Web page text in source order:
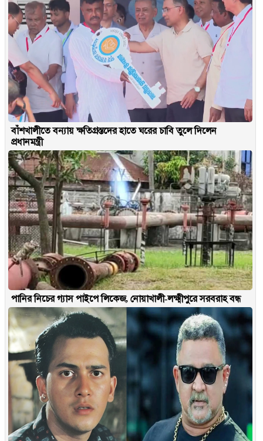
বাঁশখালীতে বন্যায় ক্ষতিগ্রস্তদের হাতে ঘরের চাবি তুলে দিলেন
প্রধানমন্ত্রী
পানির নিচের গ্যাস পাইপে লিকেজ, নোয়াখালী-লক্ষ্মীপুরে সরবরাহ বন্ধ